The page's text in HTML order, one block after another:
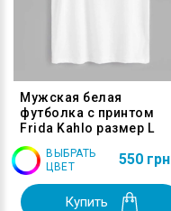
Мужская белая
футболка с принтом
Frida Kahlo размер L
ВЫБРАТЬ
ЦВЕТ
550 грн
Купить